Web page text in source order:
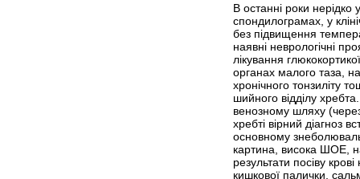
В останні роки нерідко
спондилограмах, у
без підвищення
наявні неврологічні
лікування
органах малого таза,
хронічного тонзиліту
шийного відділу
венозному шляху
хребті вірний діагноз
основному
картина, висока ШОЕ,
результати посіву
кишкової палички,